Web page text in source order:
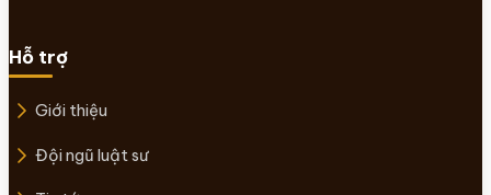
Hỗ trợ
Giới thiệu
Đội ngũ luật sư